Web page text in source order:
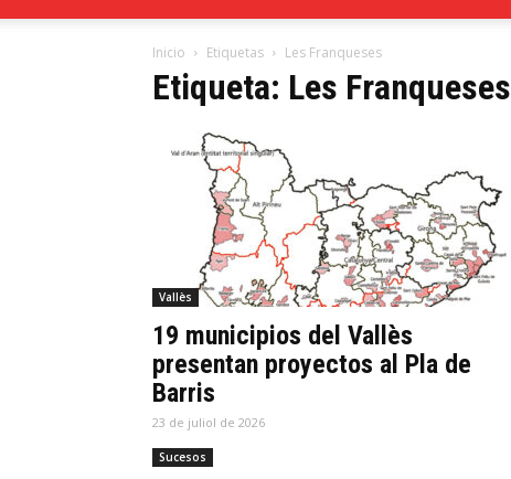
Inicio Etiquetas Les Franqueses
Etiqueta: Les Franqueses
Vallès
19 municipios del Vallès
presentan proyectos al Pla de
Barris
23 de juliol de 2026
Sucesos